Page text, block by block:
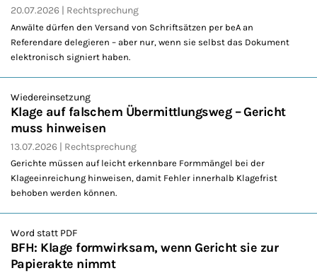
20.07.2026 Rechtsprechung
Anwälte dürfen den Versand von Schriftsätzen per beA an
Referendare delegieren – aber nur, wenn sie selbst das Dokument
elektronisch signiert haben.
Wiedereinsetzung
Klage auf falschem Übermittlungsweg – Gericht
muss hinweisen
13.07.2026 Rechtsprechung
Gerichte müssen auf leicht erkennbare Formmängel bei der
Klageeinreichung hinweisen, damit Fehler innerhalb Klagefrist
behoben werden können.
Word statt PDF
BFH: Klage formwirksam, wenn Gericht sie zur
Papierakte nimmt